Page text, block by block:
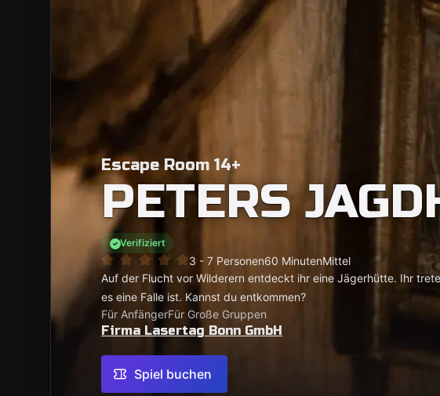
Escape Room 14+
PETERS
Verifiziert
3 - 7 Personen60 MinutenMittel
Auf der Flucht vor Wilderern entdeckt ihr eine Jägerhütte. Ihr
es eine Falle ist. Kannst du entkommen?
Für AnfängerFür Große Gruppen
Firma Lasertag Bonn GmbH
Spiel buchen